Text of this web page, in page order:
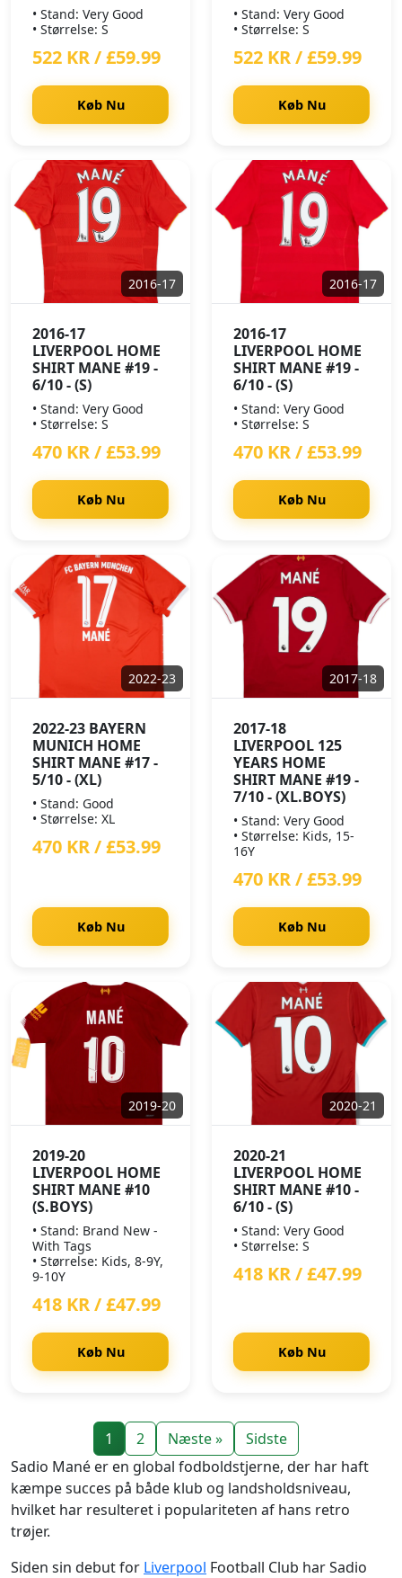
• Stand: Very Good
• Størrelse: S
522 KR / £59.99
Køb Nu
• Stand: Very Good
• Størrelse: S
522 KR / £59.99
Køb Nu
2016-17
2016-17
LIVERPOOL HOME
SHIRT MANE #19 -
6/10 - (S)
• Stand: Very Good
• Størrelse: S
470 KR / £53.99
Køb Nu
2016-17
2016-17
LIVERPOOL HOME
SHIRT MANE #19 -
6/10 - (S)
• Stand: Very Good
• Størrelse: S
470 KR / £53.99
Køb Nu
2022-23
2022-23 BAYERN
MUNICH HOME
SHIRT MANE #17 -
5/10 - (XL)
• Stand: Good
• Størrelse: XL
470 KR / £53.99
Køb Nu
2017-18
2017-18
LIVERPOOL 125
YEARS HOME
SHIRT MANE #19 -
7/10 - (XL.BOYS)
• Stand: Very Good
• Størrelse: Kids, 15-
16Y
470 KR / £53.99
Køb Nu
2019-20
2019-20
LIVERPOOL HOME
SHIRT MANE #10
(S.BOYS)
• Stand: Brand New -
With Tags
• Størrelse: Kids, 8-9Y,
9-10Y
418 KR / £47.99
Køb Nu
2020-21
2020-21
LIVERPOOL HOME
SHIRT MANE #10 -
6/10 - (S)
• Stand: Very Good
• Størrelse: S
418 KR / £47.99
Køb Nu
1 2 Næste »
Sidste
Sadio Mané er en global fodboldstjerne, der har haft
kæmpe succes på både klub og landsholdsniveau,
hvilket har resulteret i populariteten af hans retro
trøjer.
Siden sin debut for Liverpool Football Club har Sadio